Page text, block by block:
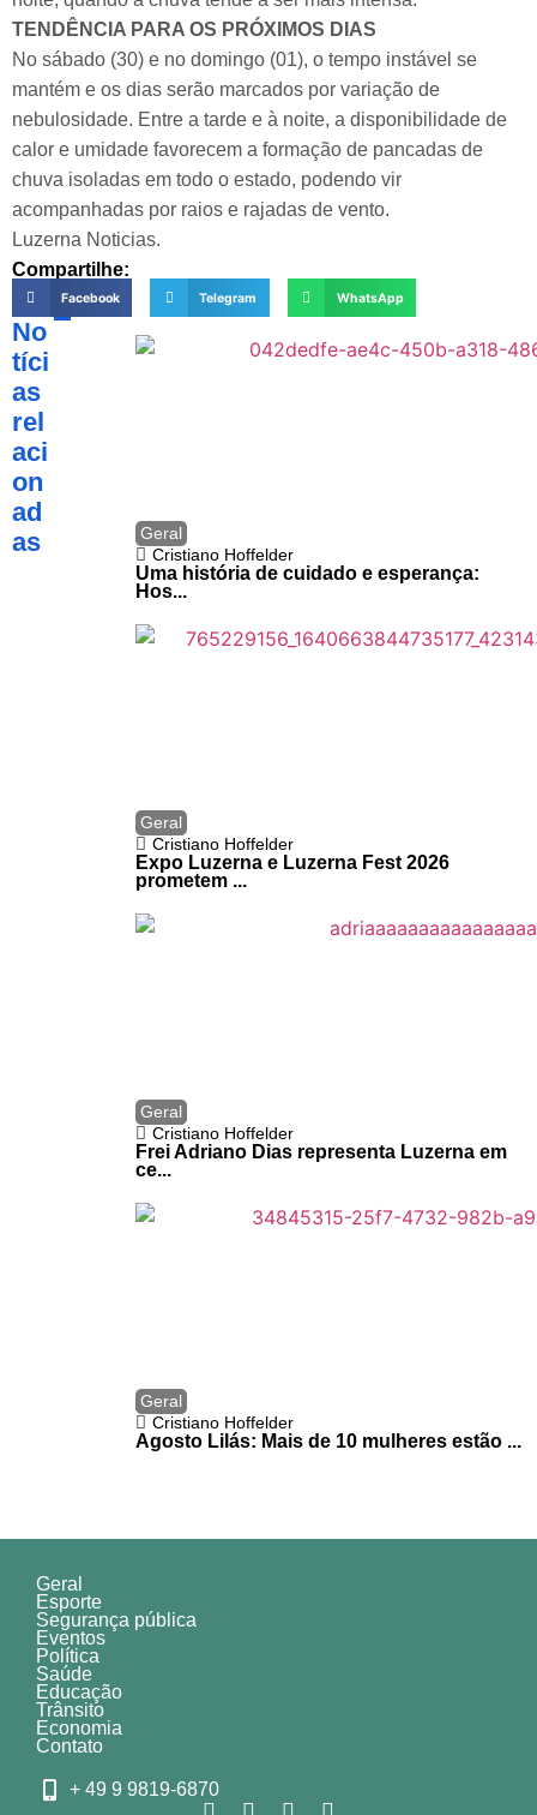
TENDÊNCIA PARA OS PRÓXIMOS DIAS
No sábado (30) e no domingo (01), o tempo instável se
mantém e os dias serão marcados por variação de
nebulosidade. Entre a tarde e à noite, a disponibilidade de
calor e umidade favorecem a formação de pancadas de
chuva isoladas em todo o estado, podendo vir
acompanhadas por raios e rajadas de vento.
Luzerna Noticias.
Compartilhe:
Facebook Telegram WhatsApp
No
tíci
as
rel
aci
on
ad
as
Geral
Cristiano Hoffelder
Uma história de cuidado e esperança:
Hos...
Geral
Cristiano Hoffelder
Expo Luzerna e Luzerna Fest 2026
prometem ...
Geral
Cristiano Hoffelder
Frei Adriano Dias representa Luzerna em
ce...
Geral
Cristiano Hoffelder
Agosto Lilás: Mais de 10 mulheres estão ...
Geral
Esporte
Segurança pública
Eventos
Política
Saúde
Educação
Trânsito
Economia
Contato
+ 49 9 9819-6870